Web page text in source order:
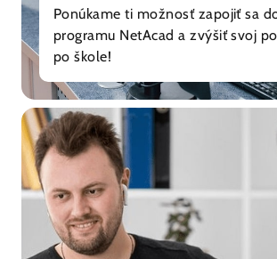
Ponúkame ti možnosť zapojiť sa
programu NetAcad a zvýšiť svoj
po škole!